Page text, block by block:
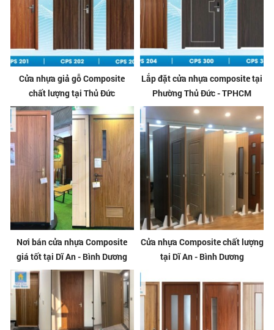
Cửa nhựa giả gỗ Composite
chất lượng tại Thủ Đức
Lắp đặt cửa nhựa composite tại
Phường Thủ Đức - TPHCM
Nơi bán cửa nhựa Composite
giá tốt tại Dĩ An - Bình Dương
Cửa nhựa Composite chất lượng
tại Dĩ An - Bình Dương